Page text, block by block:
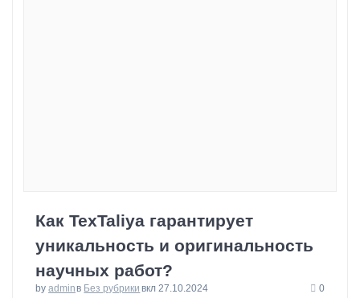
Как TexTaliya гарантирует
уникальность и оригинальность
научных работ?
by adminв Без рубрики вкл 27.10.2024 0